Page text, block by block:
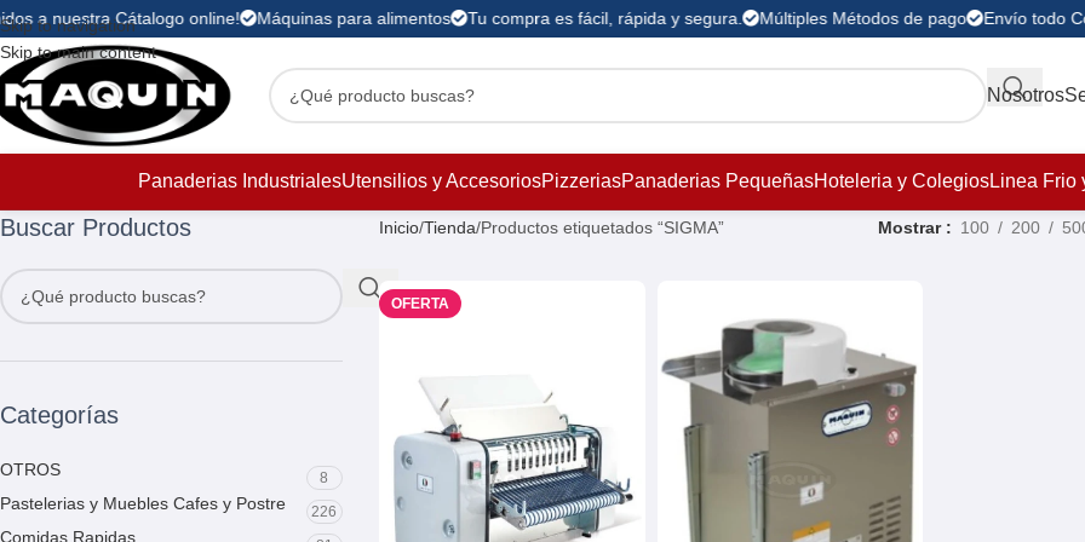
Skip to navigation
Skip to main content
a nuestra Cátalogo online! Máquinas para alimentos Tu compra es fácil, rápida y segura. Múltiples Métodos de pago Envío todo
Nosotros
Panaderias IndustrialesUtensilios y AccesoriosPizzeriasPanaderias PequeñasHoteleria y ColegiosLinea Frio
Buscar Productos
Categorías
OTROS 8
Pastelerias y Muebles Cafes y Postre 226
Comidas Rapidas
Inicio Tienda Productos etiquetados “SIGMA” Mostrar 100 200
OFERTA